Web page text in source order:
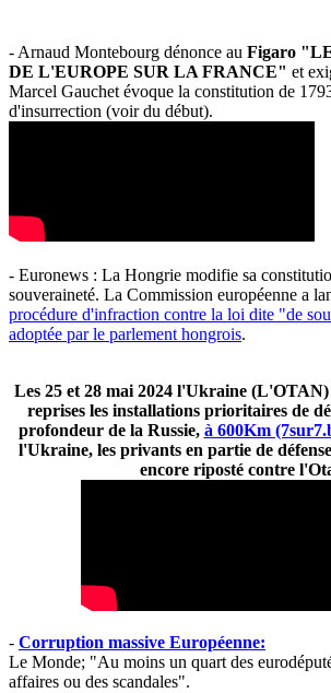
- Arnaud Montebourg dénonce au Figaro
DE L'EUROPE SUR LA FRANCE" et
Marcel Gauchet évoque la constitution de
d'insurrection (voir du début).
- Euronews : La Hongrie modifie sa
souveraineté. La Commission européenne a
procédure d'infraction contre la loi dite "de
adoptée par le parlement hongrois.
Les 25 et 28 mai 2024 l'Ukraine
reprises les installations prioritaires de
profondeur de la Russie, à 600Km
l'Ukraine, les privants en partie de
encore riposté contre
- Corruption massive Européenne:
Le Monde; "Au moins un quart des
affaires ou des scandales".